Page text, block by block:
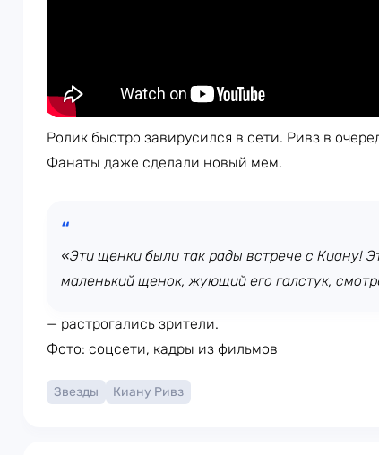
Ролик быстро завирусился в сети. Ривз в
Фанаты даже сделали новый мем.
«Эти щенки были так рады встрече с Киану!
маленький щенок, жующий его галстук,
— растрогались зрители.
Фото: соцсети, кадры из фильмов
Звезды Киану Ривз